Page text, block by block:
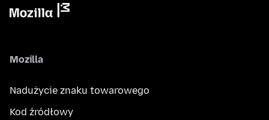
Mozilla
Nadużycie znaku towarowego
Kod źródłowy